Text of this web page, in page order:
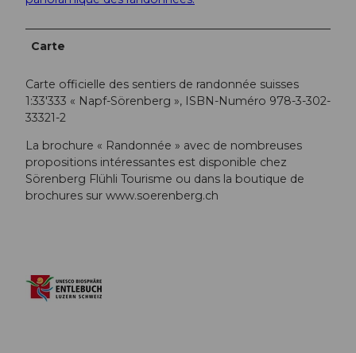
Carte
Carte officielle des sentiers de randonnée suisses
1:33'333 « Napf-Sörenberg », ISBN-Numéro 978-3-302-
33321-2
La brochure « Randonnée » avec de nombreuses
propositions intéressantes est disponible chez
Sörenberg Flühli Tourisme ou dans la boutique de
brochures sur www.soerenberg.ch